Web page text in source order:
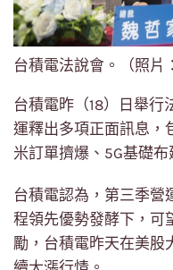
台積電法說會。（照片
台積電昨（18）日舉行
運釋出多項正面訊息，
米訂單擠爆、5G基礎布
台積電認為，第三季營
程領先優勢發酵下，可
勵，台積電昨天在美股